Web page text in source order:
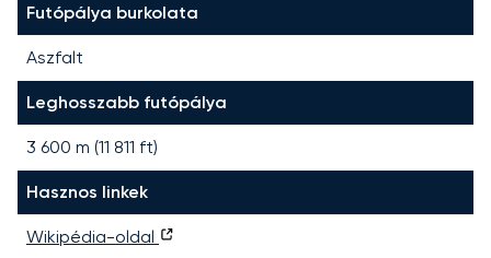
Futópálya burkolata
Aszfalt
Leghosszabb futópálya
3 600 m (11 811 ft)
Hasznos linkek
Wikipédia-oldal